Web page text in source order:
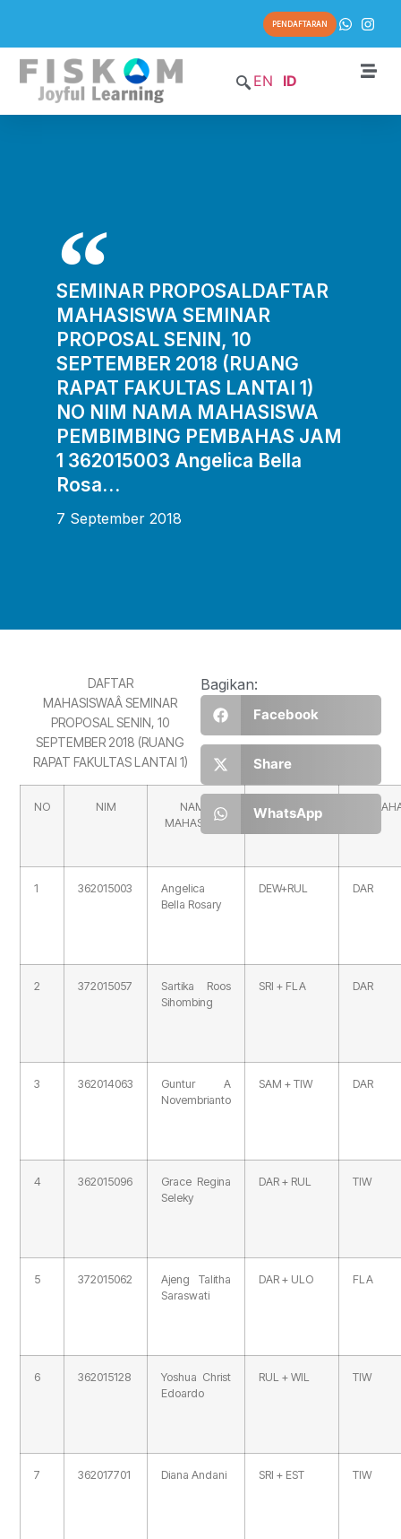
PENDAFTARAN
EN ID
SEMINAR PROPOSALDAFTAR
MAHASISWA SEMINAR
PROPOSAL SENIN, 10
SEPTEMBER 2018 (RUANG
RAPAT FAKULTAS LANTAI 1)
NO NIM NAMA MAHASISWA
PEMBIMBING PEMBAHAS JAM
1 362015003 Angelica Bella
Rosa…
7 September 2018
DAFTAR
MAHASISWAÂ SEMINAR
PROPOSALSENIN, 10
SEPTEMBER 2018 (RUANG
RAPAT FAKULTAS LANTAI 1)
NO NIM
NAMA
MAHASISWA
PEMBIMBING
1 362015003
Angelica
Bella Rosary
DEW+RUL DAR
2 372015057
Sartika Roos
Sihombing
SRI + FLA DAR
3 362014063
Guntur A
Novembrianto
SAM + TIW DAR
4 362015096
Grace Regina
Seleky
DAR + RUL TIW
5 372015062
Ajeng Talitha
Saraswati
DAR + ULO FLA
6 362015128
Yoshua Christ
Edoardo
RUL + WIL TIW
7 362017701 Diana Andani SRI + EST TIW
Bagikan:
Facebook
Share
WhatsApp